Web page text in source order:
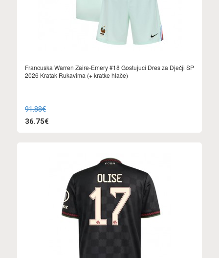
Francuska Warren Zaire-Emery #18 Gostujuci Dres za Dječji SP
2026 Kratak Rukavima (+ kratke hlače)
91.88€
36.75€